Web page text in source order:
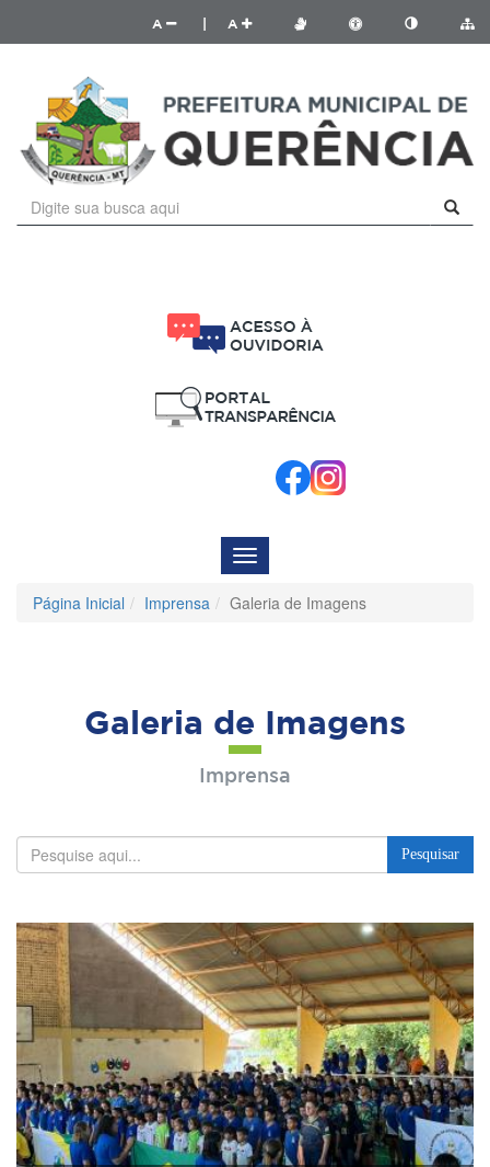
A A
Menu
de
Navegação
Página Inicial Imprensa Galeria de Imagens
Galeria de Imagens
Imprensa
Pesquisar